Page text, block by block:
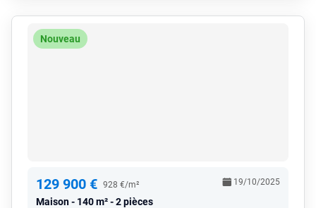
Nouveau
129 900 € 928 €/m²
Maison 140 m² - 2 pièces
19/10/2025